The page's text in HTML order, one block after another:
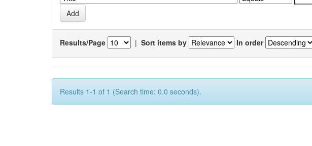
Results/Page | Sort items by In order
Results 1-1 of 1 (Search time: 0.0 seconds).